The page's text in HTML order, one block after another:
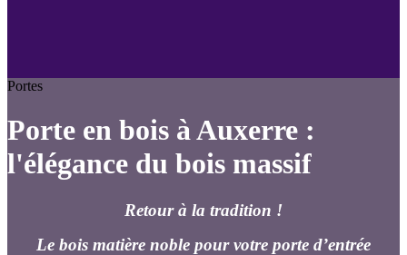
Portes
Porte en bois à Auxerre :
l'élégance du bois massif
Retour à la tradition !
Le bois matière noble pour votre porte d’entrée